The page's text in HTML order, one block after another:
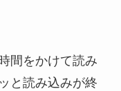
間をかけて読み
と読み込みが終